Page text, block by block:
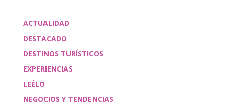
ACTUALIDAD
DESTACADO
DESTINOS TURÍSTICOS
EXPERIENCIAS
LEÉLO
NEGOCIOS Y TENDENCIAS